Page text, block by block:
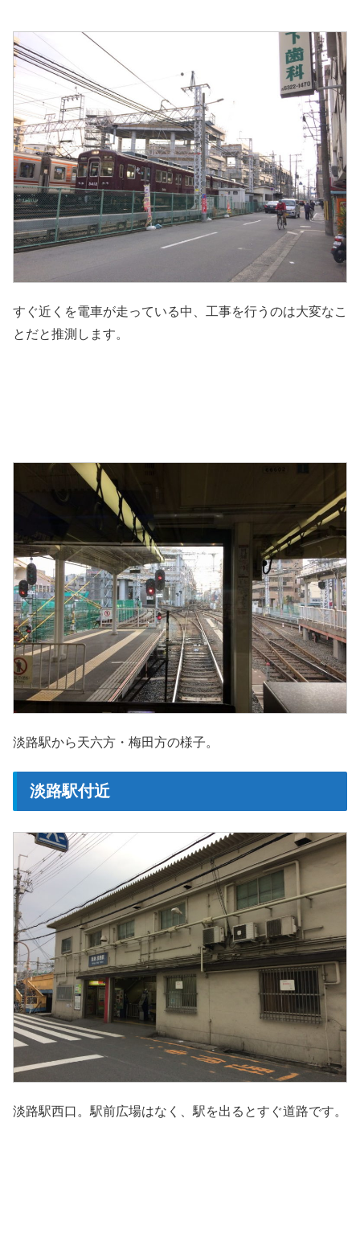
すぐ近くを電車が走っている中、工事を行うのは大変なこ
とだと推測します。
淡路駅から天六方・梅田方の様子。
淡路駅付近
淡路駅西口。駅前広場はなく、駅を出るとすぐ道路です。